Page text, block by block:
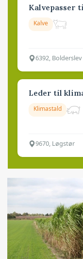
Kalvepasser
Kalve
6392, Bolderslev
Leder til
Klimastald
9670, Løgstør